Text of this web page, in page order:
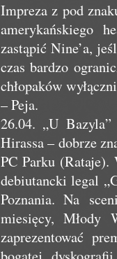
Impreza z pod
amerykańskiego
zastąpić Nine’a,
czas bardzo
chłopaków
– Peja.
26.04. „U
Hirassa – dobrze
PC Parku
debiutancki legal
Poznania. Na
miesięcy,
zaprezentować